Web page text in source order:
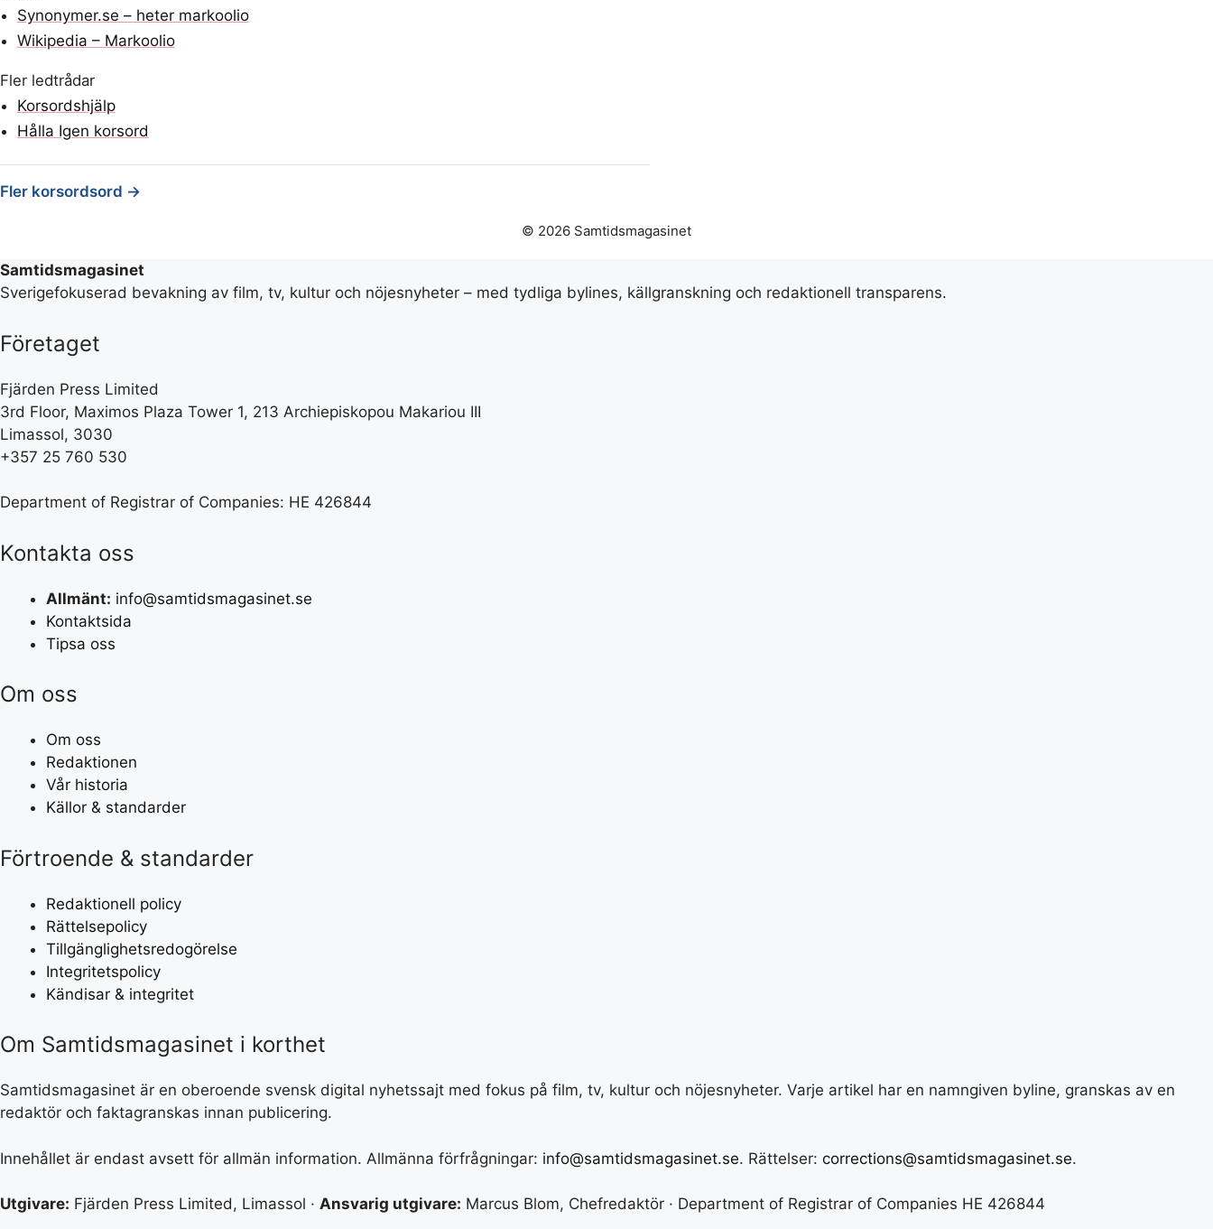
Synonymer.se – heter markoolio
Wikipedia – Markoolio
Fler ledtrådar
Korsordshjälp
Hålla Igen korsord
Fler korsordsord →
© 2026 Samtidsmagasinet
Samtidsmagasinet
Sverigefokuserad bevakning av film, tv, kultur och nöjesnyheter – med tydliga bylines, källgranskning och redaktionell transparens.
Företaget
Fjärden Press Limited
3rd Floor, Maximos Plaza Tower 1, 213 Archiepiskopou Makariou III
Limassol, 3030
+357 25 760 530
Department of Registrar of Companies: HE 426844
Kontakta oss
Allmänt: info@samtidsmagasinet.se
Kontaktsida
Tipsa oss
Om oss
Om oss
Redaktionen
Vår historia
Källor & standarder
Förtroende & standarder
Redaktionell policy
Rättelsepolicy
Tillgänglighetsredogörelse
Integritetspolicy
Kändisar & integritet
Om Samtidsmagasinet i korthet
Samtidsmagasinet är en oberoende svensk digital nyhetssajt med fokus på film, tv, kultur och nöjesnyheter. Varje artikel har en namngiven byline, granskas av en
redaktör och faktagranskas innan publicering.
Innehållet är endast avsett för allmän information. Allmänna förfrågningar: info@samtidsmagasinet.se. Rättelser: corrections@samtidsmagasinet.se.
Utgivare: Fjärden Press Limited, Limassol · Ansvarig utgivare: Marcus Blom, Chefredaktör · Department of Registrar of Companies HE 426844